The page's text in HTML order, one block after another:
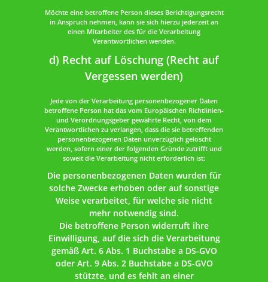
Möchte eine betroffene Person dieses Berichtigungsrecht
in Anspruch nehmen, kann sie sich hierzu jederzeit an
einen Mitarbeiter des für die Verarbeitung
Verantwortlichen wenden.
d) Recht auf Löschung (Recht auf
Vergessen werden)
Jede von der Verarbeitung personenbezogener Daten
betroffene Person hat das vom Europäischen Richtlinien-
und Verordnungsgeber gewährte Recht, von dem
Verantwortlichen zu verlangen, dass die sie betreffenden
personenbezogenen Daten unverzüglich gelöscht
werden, sofern einer der folgenden Gründe zutrifft und
soweit die Verarbeitung nicht erforderlich ist:
Die personenbezogenen Daten wurden für
solche Zwecke erhoben oder auf sonstige
Weise verarbeitet, für welche sie nicht
mehr notwendig sind.
Die betroffene Person widerruft ihre
Einwilligung, auf die sich die Verarbeitung
gemäß Art. 6 Abs. 1 Buchstabe a DS-GVO
oder Art. 9 Abs. 2 Buchstabe a DS-GVO
stützte, und es fehlt an einer